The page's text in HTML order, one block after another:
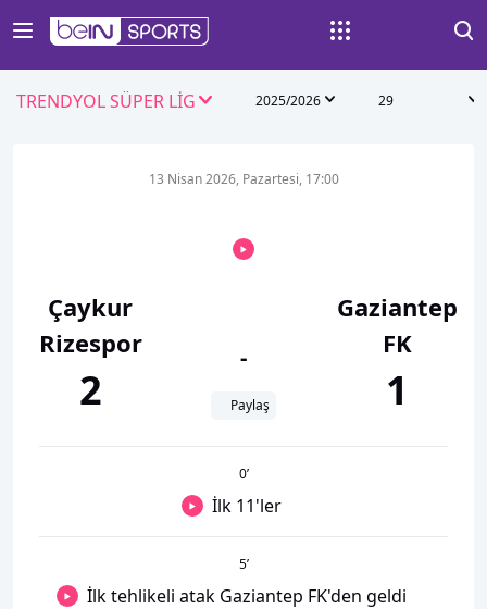
TRENDYOL SÜPER LİG 2025/2026 29
Çaykur
Rizespor
2
13 Nisan 2026, Pazartesi, 17:00
-
Paylaş
Gaziantep
FK
1
0’
İlk 11'ler
5’
İlk tehlikeli atak Gaziantep FK'den geldi